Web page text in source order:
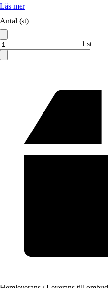
Läs mer
Antal (st)
1 st